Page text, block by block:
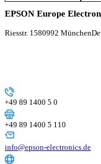
EPSON Europe
Riesstr. 1580992 München
+49 89 1400 5 0
+49 89 1400 5 110
info@epson-electronics.de